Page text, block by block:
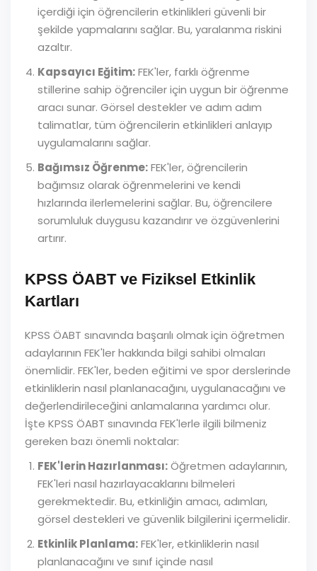
içerdiği için öğrencilerin etkinlikleri güvenli bir
şekilde yapmalarını sağlar. Bu, yaralanma riskini
azaltır.
Kapsayıcı Eğitim:FEK'ler, farklı öğrenme
stillerine sahip öğrenciler için uygun bir öğrenme
aracı sunar. Görsel destekler ve adım adım
talimatlar, tüm öğrencilerin etkinlikleri anlayıp
uygulamalarını sağlar.
Bağımsız Öğrenme:FEK'ler, öğrencilerin
bağımsız olarak öğrenmelerini ve kendi
hızlarında ilerlemelerini sağlar. Bu, öğrencilere
sorumluluk duygusu kazandırır ve özgüvenlerini
artırır.
KPSS ÖABT ve Fiziksel Etkinlik
Kartları
KPSS ÖABT sınavında başarılı olmak için öğretmen
adaylarının FEK'ler hakkında bilgi sahibi olmaları
önemlidir. FEK'ler, beden eğitimi ve spor derslerinde
etkinliklerin nasıl planlanacağını, uygulanacağını ve
değerlendirileceğini anlamalarına yardımcı olur.
İşte KPSS ÖABT sınavında FEK'lerle ilgili bilmeniz
gereken bazı önemli noktalar:
FEK'lerin Hazırlanması:Öğretmen adaylarının,
FEK'leri nasıl hazırlayacaklarını bilmeleri
gerekmektedir. Bu, etkinliğin amacı, adımları,
görsel destekleri ve güvenlik bilgilerini içermelidir.
Etkinlik Planlama:FEK'ler, etkinliklerin nasıl
planlanacağını ve sınıf içinde nasıl